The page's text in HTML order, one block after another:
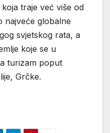
traje već više od
najveće globalne
svjetskog rata, a
koje se u
turizam poput
Grčke.